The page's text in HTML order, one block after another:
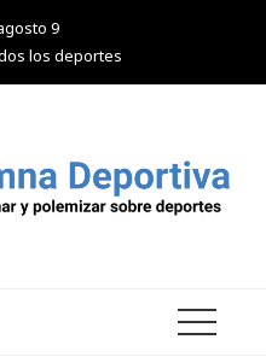
9
los deportes